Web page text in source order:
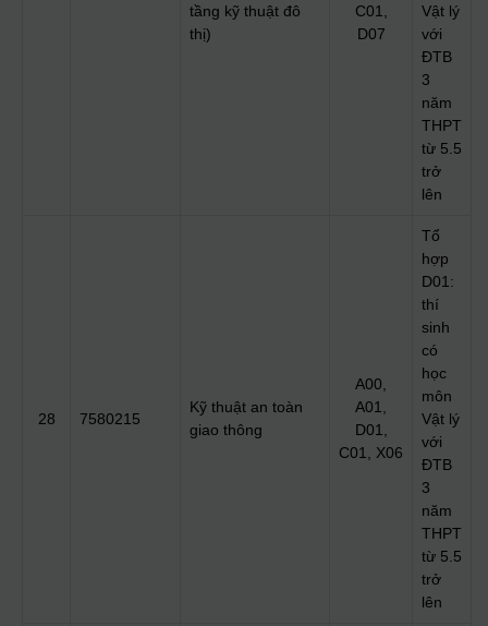
tầng kỹ thuật đô
thị)
C01,
D07
Vật lý
với
ĐTB
3
năm
THPT
từ 5.5
trở
lên
28 7580215
Kỹ thuật an toàn
giao thông
A00,
A01,
D01,
C01, X06
Tổ
hợp
D01:
thí
sinh
có
học
môn
Vật lý
với
ĐTB
3
năm
THPT
từ 5.5
trở
lên